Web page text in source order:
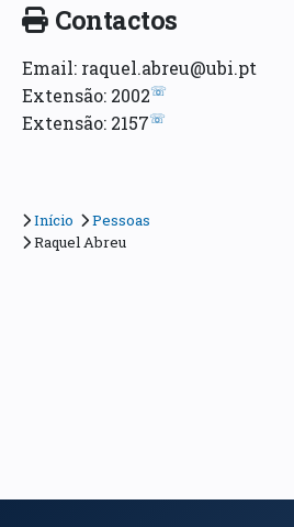
Contactos
Email: raquel.abreu@ubi.pt
Extensão: 2002☏
Extensão: 2157☏
Início
Pessoas
Raquel Abreu